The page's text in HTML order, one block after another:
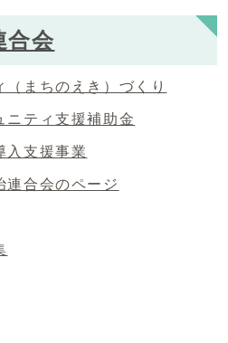
合会
まちのえき）づくり
ニティ支援補助金
入支援事業
連合会のページ